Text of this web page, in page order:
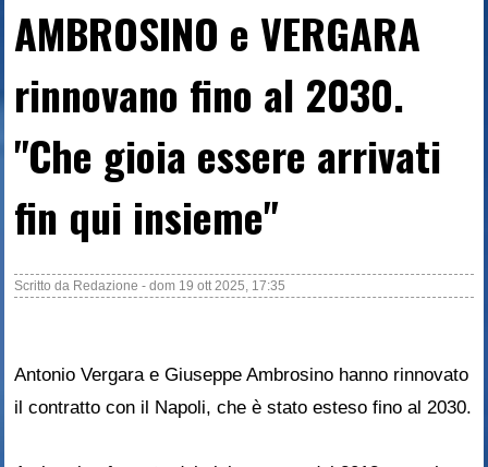
AMBROSINO e VERGARA
rinnovano fino al 2030.
"Che gioia essere arrivati
fin qui insieme"
Scritto da Redazione -dom 19 ott 2025, 17:35
Antonio Vergara e Giuseppe Ambrosino hanno rinnovato
il contratto con il Napoli, che è stato esteso fino al 2030.